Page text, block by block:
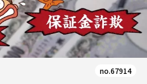
no.67914